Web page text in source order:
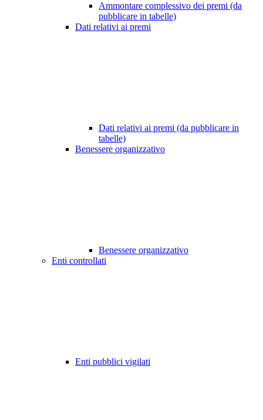
Ammontare complessivo dei premi (da
pubblicare in tabelle)
Dati relativi ai premi
Dati relativi ai premi (da pubblicare in
tabelle)
Benessere organizzativo
Benessere organizzativo
Enti controllati
Enti pubblici vigilati